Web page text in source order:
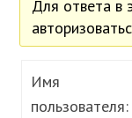
Для ответа в
Имя
пользователя: